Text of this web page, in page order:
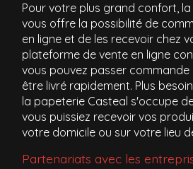
Pour votre plus grand confort,
vous offre la possibilité de
en ligne et de les recevoir chez
plateforme de vente en ligne
vous pouvez passer commande
être livré rapidement. Plus
la papeterie Casteal s'occupe
vous puissiez recevoir vos
votre domicile ou sur votre lieu
Partenariats avec les